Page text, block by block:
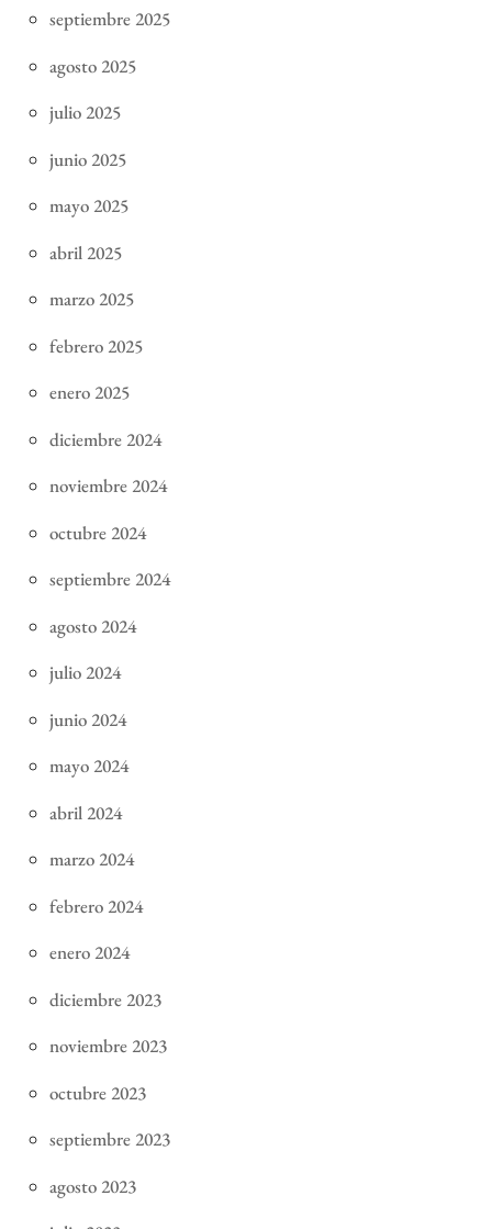
septiembre 2025
agosto 2025
julio 2025
junio 2025
mayo 2025
abril 2025
marzo 2025
febrero 2025
enero 2025
diciembre 2024
noviembre 2024
octubre 2024
septiembre 2024
agosto 2024
julio 2024
junio 2024
mayo 2024
abril 2024
marzo 2024
febrero 2024
enero 2024
diciembre 2023
noviembre 2023
octubre 2023
septiembre 2023
agosto 2023